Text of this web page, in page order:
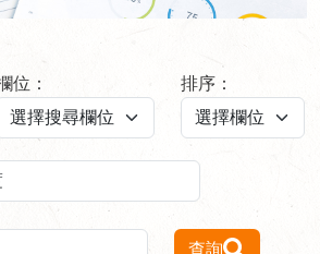
位： 排序：
查詢